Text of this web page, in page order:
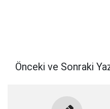
Önceki ve Sonraki